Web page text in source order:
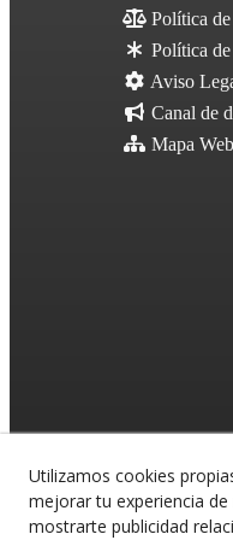
Política
Política
Aviso
Canal de
Mapa Web
Utilizamos cookies
mejorar tu experiencia
mostrarte publicidad